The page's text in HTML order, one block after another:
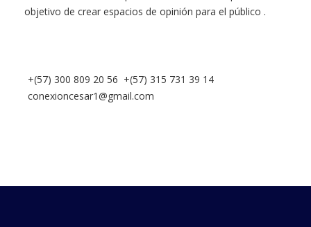
objetivo de crear espacios de opinión para el público .
+(57) 300 809 20 56 +(57) 315 731 39 14
conexioncesar1@gmail.com